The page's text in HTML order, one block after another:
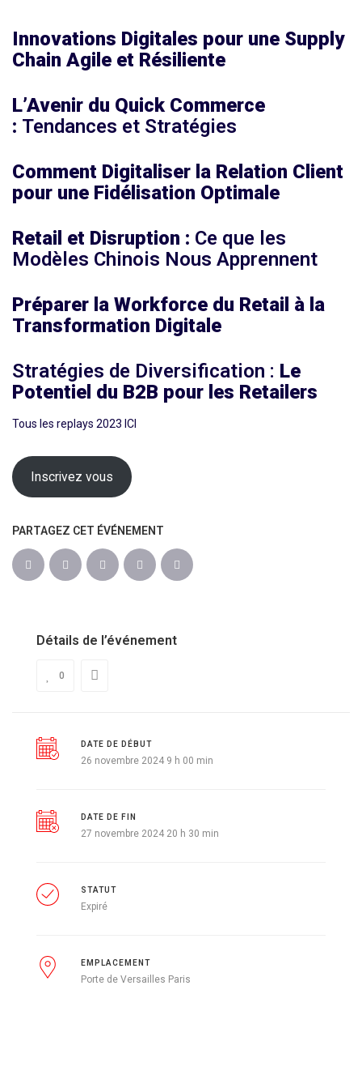
Innovations Digitales pour une Supply
Chain Agile et Résiliente
L’Avenir du Quick Commerce
: Tendances et Stratégies
Comment Digitaliser la Relation Client
pour une Fidélisation Optimale
Retail et Disruption : Ce que les
Modèles Chinois Nous Apprennent
Préparer la Workforce du Retail à la
Transformation Digitale
Stratégies de Diversification : Le
Potentiel du B2B pour les Retailers
Tous les replays 2023 ICI
Inscrivez vous
PARTAGEZ CET ÉVÉNEMENT
Détails de l’événement
0
DATE DE DÉBUT
26 novembre 2024 9 h 00 min
DATE DE FIN
27 novembre 2024 20 h 30 min
STATUT
Expiré
EMPLACEMENT
Porte de Versailles Paris